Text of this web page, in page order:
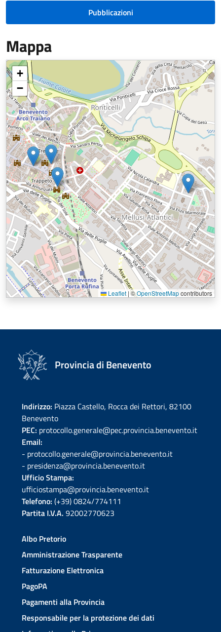
Pubblicazioni
Mappa
+
−
Leaflet |©OpenStreetMapcontributors
Provincia di Benevento
Indirizzo: Piazza Castello, Rocca dei Rettori, 82100
Benevento
PEC: protocollo.generale@pec.provincia.benevento.it
Email:
- protocollo.generale@provincia.benevento.it
- presidenza@provincia.benevento.it
Ufficio Stampa:
ufficiostampa@provincia.benevento.it
Telefono: (+39) 0824/774111
Partita I.V.A. 92002770623
Albo Pretorio
Amministrazione Trasparente
Fatturazione Elettronica
PagoPA
Pagamenti alla Provincia
Responsabile per la protezione dei dati